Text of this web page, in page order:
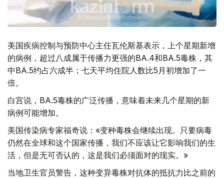
美国疾病控制与预防中心主任瓦伦斯基表示，上个星期新增
的病例，超过八成属于传播力更强的BA.4和BA.5毒株，其
中BA.5约占六成半；七天平均住院人数比5月初增加了一
倍。
白宫说，BA.5毒株的广泛传播，意味着未来几个星期的新
病例可能增加。
美国传染病专家福奇说：«变种毒株会继续出现。只要病毒
仍然在全球和这个国家传播，我们不应该让它影响我们的生
活，但是无可否认的，这是我们必须面对的现实。»
当地卫生官员警告，这种变异毒株对抗体的抵抗力比之前的